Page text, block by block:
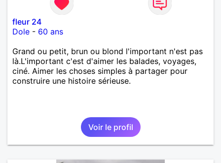
fleur 24
Dole - 60 ans
Grand ou petit, brun ou blond l'important n'est pas
là.L'important c'est d'aimer les balades, voyages,
ciné. Aimer les choses simples à partager pour
construire une histoire sérieuse.
Voir le profil